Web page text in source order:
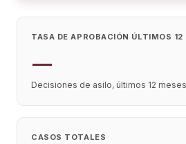
TASA DE APROBACIÓN ÚLTIMOS 12
—
Decisiones de asilo, últimos 12 meses
CASOS TOTALES